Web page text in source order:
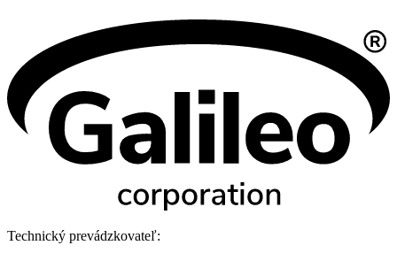
Technický prevádzkovateľ: